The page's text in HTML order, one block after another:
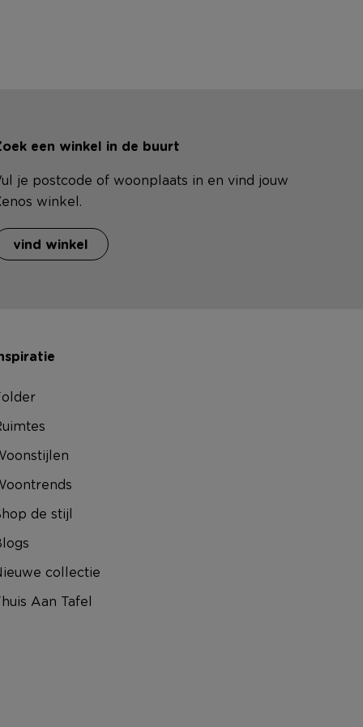
een winkel in de buurt
je postcode of woonplaats in en vind jouw
winkel.
vind winkel
de stijl
collectie
Aan Tafel